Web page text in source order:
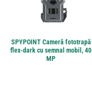
SPYPOINT Cameră fototrapă
flex-dark cu semnal mobil, 40
MP